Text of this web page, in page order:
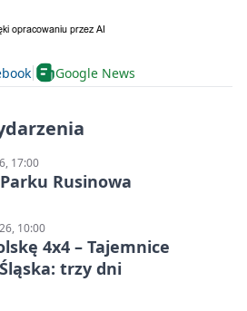
Google News
17:00
Rusinowa
10:00
4x4 – Tajemnice
trzy dni